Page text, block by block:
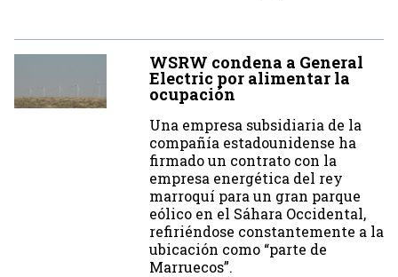
WSRW condena a General
Electric por alimentar la
ocupación
Una empresa subsidiaria de la
compañía estadounidense ha
firmado un contrato con la
empresa energética del rey
marroquí para un gran parque
eólico en el Sáhara Occidental,
refiriéndose constantemente a la
ubicación como “parte de
Marruecos”.